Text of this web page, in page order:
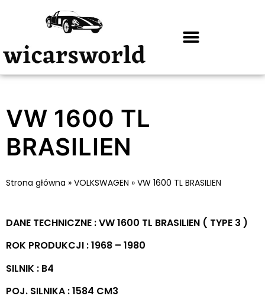
VW 1600 TL
BRASILIEN
Strona główna » VOLKSWAGEN » VW 1600 TL BRASILIEN
DANE TECHNICZNE : VW 1600 TL BRASILIEN ( TYPE 3 )
ROK PRODUKCJI : 1968 – 1980
SILNIK : B4
POJ. SILNIKA : 1584 CM3